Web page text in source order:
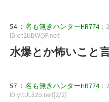
54 ： 名も無きハンターHR774：
ID:et2UDWQF.net
水爆とか怖いこと
57 ： 名も無きハンターHR774：
ID:yltUL82o.net[2/2]